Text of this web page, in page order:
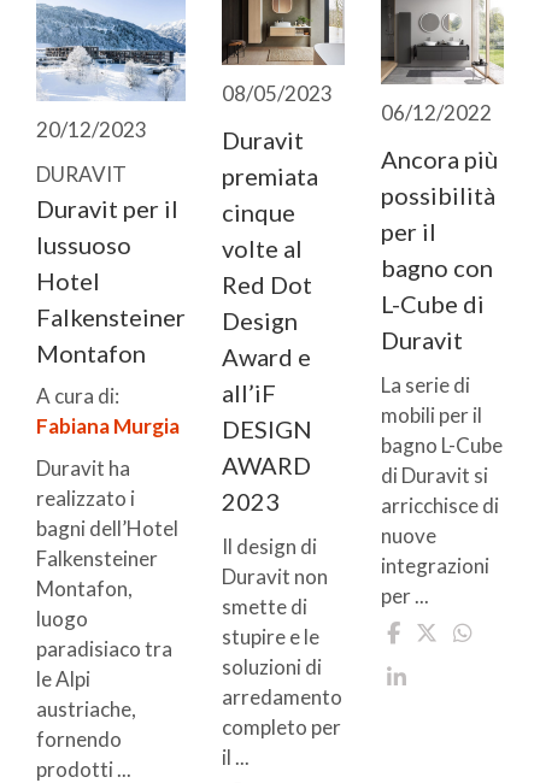
20/12/2023
DURAVIT
Duravit per il
lussuoso
Hotel
Falkensteiner
Montafon
A cura di:
Fabiana Murgia
Duravit ha
realizzato i
bagni dell’Hotel
Falkensteiner
Montafon,
luogo
paradisiaco tra
le Alpi
austriache,
fornendo
prodotti ...
08/05/2023
Duravit
premiata
cinque
volte al
Red Dot
Design
Award e
all’iF
DESIGN
AWARD
2023
Il design di
Duravit non
smette di
stupire e le
soluzioni di
arredamento
completo per
il ...
06/12/2022
Ancora più
possibilità
per il
bagno con
L-Cube di
Duravit
La serie di
mobili per il
bagno L-Cube
di Duravit si
arricchisce di
nuove
integrazioni
per ...